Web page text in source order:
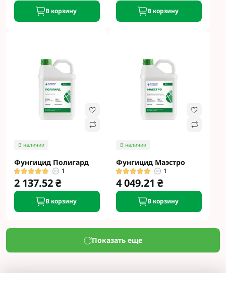
В корзину В корзину
В наличии
Фунгицид Полигард
1
2 137.52 ₴
В корзину
В наличии
Фунгицид Маэстро
1
4 049.21 ₴
В корзину
Показать еще